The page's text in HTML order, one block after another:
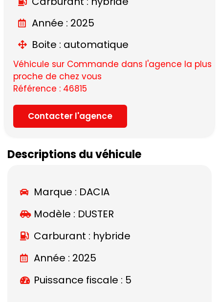
Année : 2025
Boite : automatique
Véhicule sur Commande dans l'agence la plus
proche de chez vous
Référence : 46815
Contacter l'agence
Descriptions du véhicule
Marque : DACIA
Modèle : DUSTER
Carburant : hybride
Année : 2025
Puissance fiscale : 5